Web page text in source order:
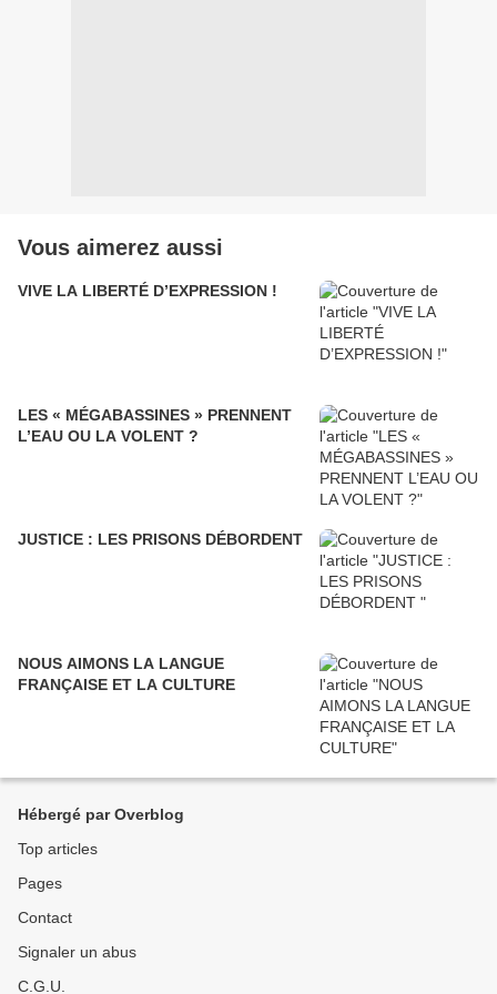
Vous aimerez aussi
VIVE LA LIBERTÉ D’EXPRESSION !
LES « MÉGABASSINES » PRENNENT
L’EAU OU LA VOLENT ?
JUSTICE : LES PRISONS DÉBORDENT
NOUS AIMONS LA LANGUE
FRANÇAISE ET LA CULTURE
Hébergé par Overblog
Top articles
Pages
Contact
Signaler un abus
C.G.U.